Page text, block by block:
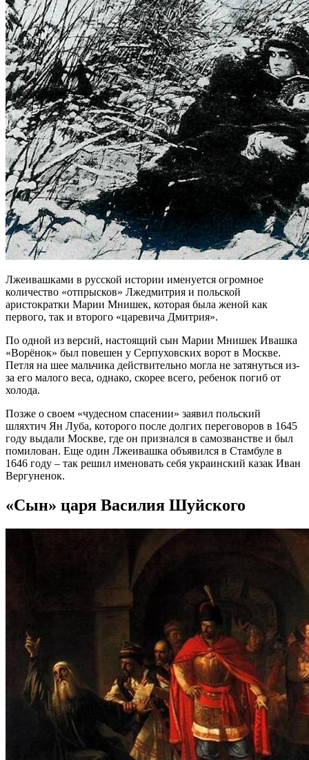
Лжеивашками в русской истории именуется огромное
количество «отпрысков» Лжедмитрия и польской
аристократки Марии Мнишек, которая была женой как
первого, так и второго «царевича Дмитрия».
По одной из версий, настоящий сын Марии Мнишек Ивашка
«Ворёнок» был повешен у Серпуховских ворот в Москве.
Петля на шее мальчика действительно могла не затянуться из-
за его малого веса, однако, скорее всего, ребенок погиб от
холода.
Позже о своем «чудесном спасении» заявил польский
шляхтич Ян Луба, которого после долгих переговоров в 1645
году выдали Москве, где он признался в самозванстве и был
помилован. Еще один Лжеивашка объявился в Стамбуле в
1646 году – так решил именовать себя украинский казак Иван
Вергуненок.
«Сын» царя Василия Шуйского